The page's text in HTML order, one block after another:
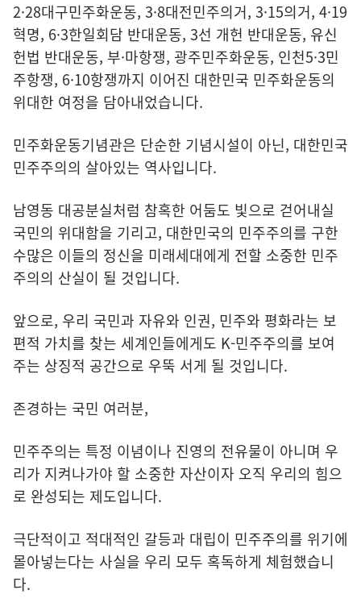
2·28대구민주화운동, 3·8대전민주의거, 3·15의거, 4·19
혁명, 6·3한일회담 반대운동, 3선 개헌 반대운동, 유신
헌법 반대운동, 부·마항쟁, 광주민주화운동, 인천5·3민
주항쟁, 6·10항쟁까지 이어진 대한민국 민주화운동의
위대한 여정을 담아내었습니다.
민주화운동기념관은 단순한 기념시설이 아닌, 대한민국
민주주의의 살아있는 역사입니다.
남영동 대공분실처럼 참혹한 어둠도 빛으로 걷어내실
국민의 위대함을 기리고, 대한민국의 민주주의를 구한
수많은 이들의 정신을 미래세대에게 전할 소중한 민주
주의의 산실이 될 것입니다.
앞으로, 우리 국민과 자유와 인권, 민주와 평화라는 보
편적 가치를 찾는 세계인들에게도 K-민주주의를 보여
주는 상징적 공간으로 우뚝 서게 될 것입니다.
존경하는 국민 여러분,
민주주의는 특정 이념이나 진영의 전유물이 아니며 우
리가 지켜나가야 할 소중한 자산이자 오직 우리의 힘으
로 완성되는 제도입니다.
극단적이고 적대적인 갈등과 대립이 민주주의를 위기에
몰아넣는다는 사실을 우리 모두 혹독하게 체험했습니
다.